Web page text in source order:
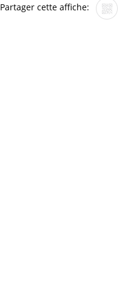
Partager cette affiche: